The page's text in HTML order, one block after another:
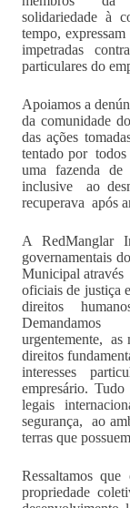
solidariedade à
tempo,
impetradas
particulares do
Apoiamos a
da comunidade
das ações
tentado por
uma fazenda de
inclusive ao
recuperava após
A RedManglar
governamentais
Municipal através
oficiais de justiça
direitos
urgentemente, as
direitos
interesses
empresário.
legais
segurança, ao
terras que
Ressaltamos
propriedade